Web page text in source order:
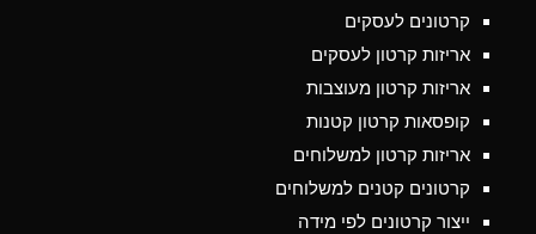
קרטונים לעסקים
אריזות קרטון לעסקים
אריזות קרטון מעוצבות
קופסאות קרטון קטנות
אריזות קרטון למשלוחים
קרטונים קטנים למשלוחים
ייצור קרטונים לפי מידה